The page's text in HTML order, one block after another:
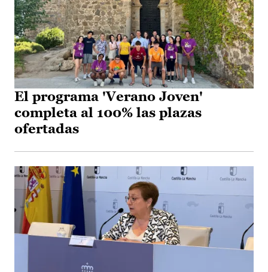
El programa 'Verano Joven'
completa al 100% las plazas
ofertadas